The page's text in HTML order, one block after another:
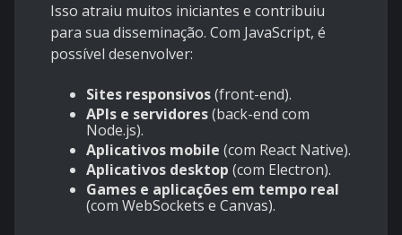
Isso atraiu muitos iniciantes e contribuiu
para sua disseminação. Com JavaScript, é
possível desenvolver:
Sites responsivos(front-end).
APIs e servidores(back-end com
Node.js).
Aplicativos mobile (com React Native).
Aplicativos desktop (com Electron).
Games e aplicações em tempo real
(com WebSockets e Canvas).